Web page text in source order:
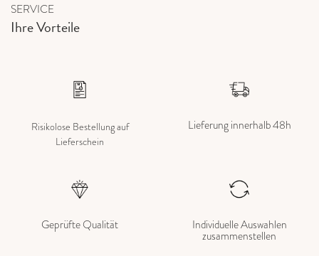
SERVICE
Ihre Vorteile
Risikolose Bestellung auf
Lieferschein
Lieferung innerhalb 48h
Geprüfte Qualität Individuelle Auswahlen
zusammenstellen